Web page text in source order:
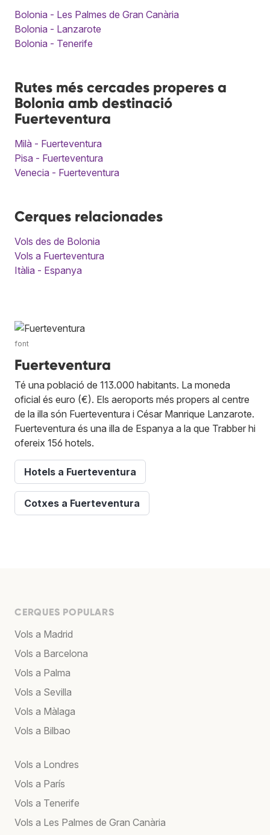
Bolonia - Les Palmes de Gran Canària
Bolonia - Lanzarote
Bolonia - Tenerife
Rutes més cercades properes a
Bolonia amb destinació
Fuerteventura
Milà - Fuerteventura
Pisa - Fuerteventura
Venecia - Fuerteventura
Cerques relacionades
Vols des de Bolonia
Vols a Fuerteventura
Itàlia - Espanya
font
Fuerteventura
Té una població de 113.000 habitants. La moneda
oficial és euro (€). Els aeroports més propers al centre
de la illa són Fuerteventura i César Manrique Lanzarote.
Fuerteventura és una illa de Espanya a la que Trabber hi
ofereix 156 hotels.
Hotels a Fuerteventura
Cotxes a Fuerteventura
CERQUES POPULARS
Vols a Madrid
Vols a Barcelona
Vols a Palma
Vols a Sevilla
Vols a Màlaga
Vols a Bilbao
Vols a Londres
Vols a París
Vols a Tenerife
Vols a Les Palmes de Gran Canària